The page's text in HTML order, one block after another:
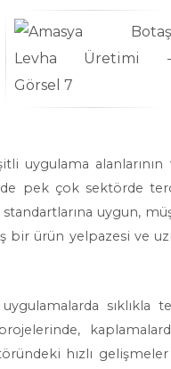
uygulama alanlarının
pek çok sektörde
uygun,
bir ürün yelpazesi ve
sıklıkla
hızlı